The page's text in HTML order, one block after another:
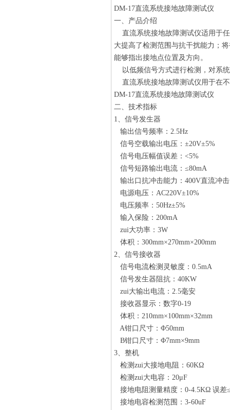
DM-17直流系统接地故障测试仪
一、产品介绍
直流系统接地故障测试仪适用于
大提高了检测范围与抗干扰能力；
能够指出接地点位置及方向。
以低频信号方式进行检测，对系
直流系统接地故障测试仪用于在
DM-17直流系统接地故障测试仪
二、技术指标
1、信号发生器
输出信号频率：2.5Hz
信号空载输出电压：±20V±5%
信号电压幅值误差：<5%
信号短路输出电流：≤80mA
输出口抗冲击能力：400V直流冲击
电源电压：AC220V±10%
电压频率：50Hz±5%
输入保险：200mA
zui大功率：3W
体积：300mm×270mm×200mm
2、信号接收器
信号电流检测灵敏度：0.5mA
信号发生器阻抗：40KW
zui大输出电流：2.5毫安
接收器显示：数字0-19
体积：210mm×100mm×32mm
A钳口尺寸：Φ50mm
B钳口尺寸：Φ7mm×9mm
3、整机
检测zui大接地电阻：60KΩ
检测zui大电容：20μF
接地电阻测量精度：0-4.5KΩ 误差
接地电容检测范围：3-60uF